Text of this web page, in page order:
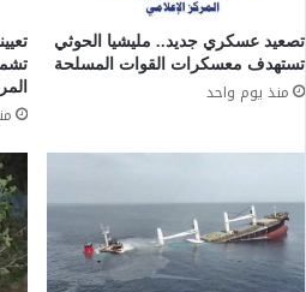
تصعيد عسكري جديد.. مليشيا الحوثي
تستهدف معسكرات القوات المسلحة
منذ يوم واحد